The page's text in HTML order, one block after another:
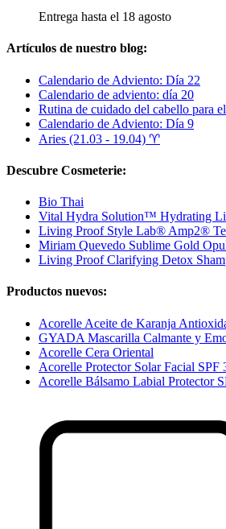
Entrega hasta el 18 agosto
Artículos de nuestro blog:
Calendario de Adviento: Día 22
Calendario de adviento: día 20
Rutina de cuidado del cabello para
Calendario de Adviento: Día 9
Aries (21.03 - 19.04) ♈︎
Descubre Cosmeterie:
Bio Thai
Vital Hydra Solution™ Hydrating
Living Proof Style Lab® Amp2®
Miriam Quevedo Sublime Gold
Living Proof Clarifying Detox
Productos nuevos:
Acorelle Aceite de Karanja
GYADA Mascarilla Calmante y
Acorelle Cera Oriental
Acorelle Protector Solar Facial SPF
Acorelle Bálsamo Labial Protector